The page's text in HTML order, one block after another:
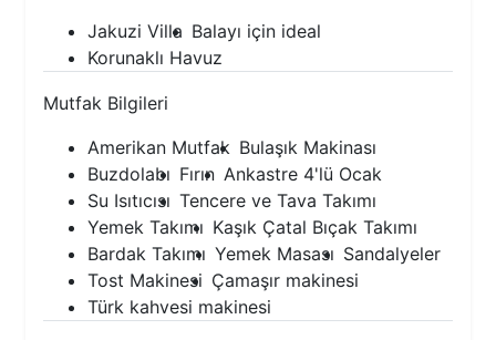
Jakuzi Villa Balayı için ideal
Korunaklı Havuz
Mutfak Bilgileri
Amerikan Mutfak Bulaşık Makinası
Buzdolabı Fırın Ankastre 4'lü Ocak
Su Isıtıcısı Tencere ve Tava Takımı
Yemek Takımı Kaşık Çatal Bıçak Takımı
Bardak Takımı Yemek Masası Sandalyeler
Tost Makinesi Çamaşır makinesi
Türk kahvesi makinesi